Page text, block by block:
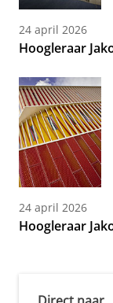
24 april 2026
Hoogleraar
24 april 2026
Hoogleraar